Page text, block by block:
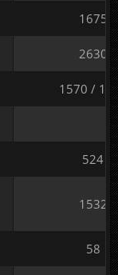
1675
2630
1570 /
524
1532
58